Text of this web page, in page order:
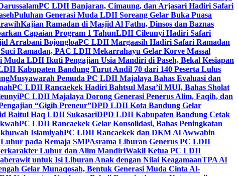
PC LDII Banjaran, Cimaung, dan Arjasari Hadiri Safari
Puluhan Generasi Muda LDII Soreang Gelar Buka Puasa
Kajian Ramadan di Masjid Al Fathu, Dinsos dan Baznas
Capaian Program 1 TahunLDII Cileunyi Hadiri Safari
Arrabani BojongloaPC LDII Margaasih Hadiri Safari Ramadan
Ramadan, PAC LDII Mekarrahayu Gelar Korve Massal
Muda LDII Ikuti Pengajian Usia Mandiri di Paseh, Bekal Kesiapan
Kabupaten Bandung Turut Andil 70 dari 140 Peserta Lulus
Musyawarah Pemuda PC LDII Majalaya Bahas Evaluasi dan
PC LDII Rancaekek Hadiri Bahtsul Masa’il MUI, Bahas Sholat
PC LDII Majalaya Dorong Generasi Penerus Alim, Faqih, dan
“Gigih Preneur”DPD LDII Kota Bandung Gelar
Baitul Haq LDII SukasariDPD LDII Kabupaten Bandung Cetak
PC LDII Rancaekek Gelar Konsolidasi, Bahas Peningkatan
IslamiyahPC LDII Rancaekek dan DKM Al Awwabin
pada Remaja SMPAsrama Liburan Generus PC LDII
Luhur dan Alim MandiriWakil Ketua PC LDII
untuk Isi Liburan Anak dengan Nilai KeagamaanTPA Al
Gelar Munaqosah, Bentuk Generasi Muda Cinta Al-